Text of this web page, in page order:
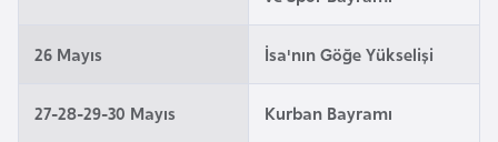
26 Mayıs İsa'nın Göğe Yükselişi
27-28-29-30 Mayıs Kurban Bayramı
d
ş